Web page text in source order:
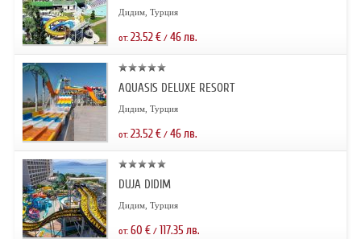
Дидим, Турция
от: 23.52€/ 46лв.
AQUASIS DELUXE RESORT
Дидим, Турция
от: 23.52€/ 46лв.
DUJA DIDIM
Дидим, Турция
от: 60 €/ 117.35 лв.